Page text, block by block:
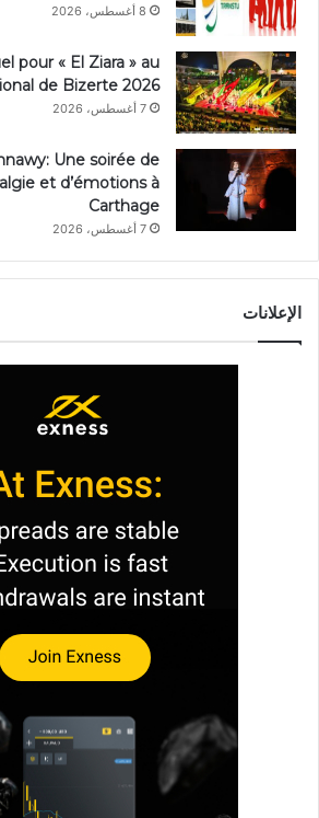
8 أغسطس، 2026
pour « El Ziara » au
de Bizerte 2026
7 أغسطس، 2026
Une soirée de
et d’émotions à
Carthage
7 أغسطس، 2026
الإعلانات